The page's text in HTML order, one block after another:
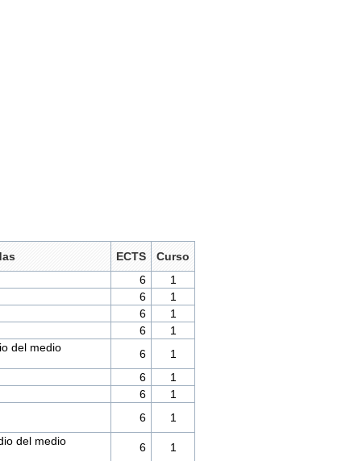
ECTS
Curso
6
1
6
1
6
1
6
1
del medio
6
1
6
1
6
1
6 1
del medio
6
1